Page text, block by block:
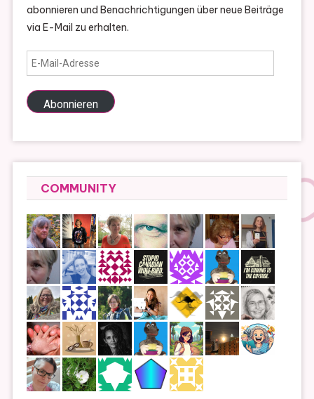
abonnieren und Benachrichtigungen über neue Beiträge
via E-Mail zu erhalten.
E-
Mail-
Adresse
Abonnieren
COMMUNITY